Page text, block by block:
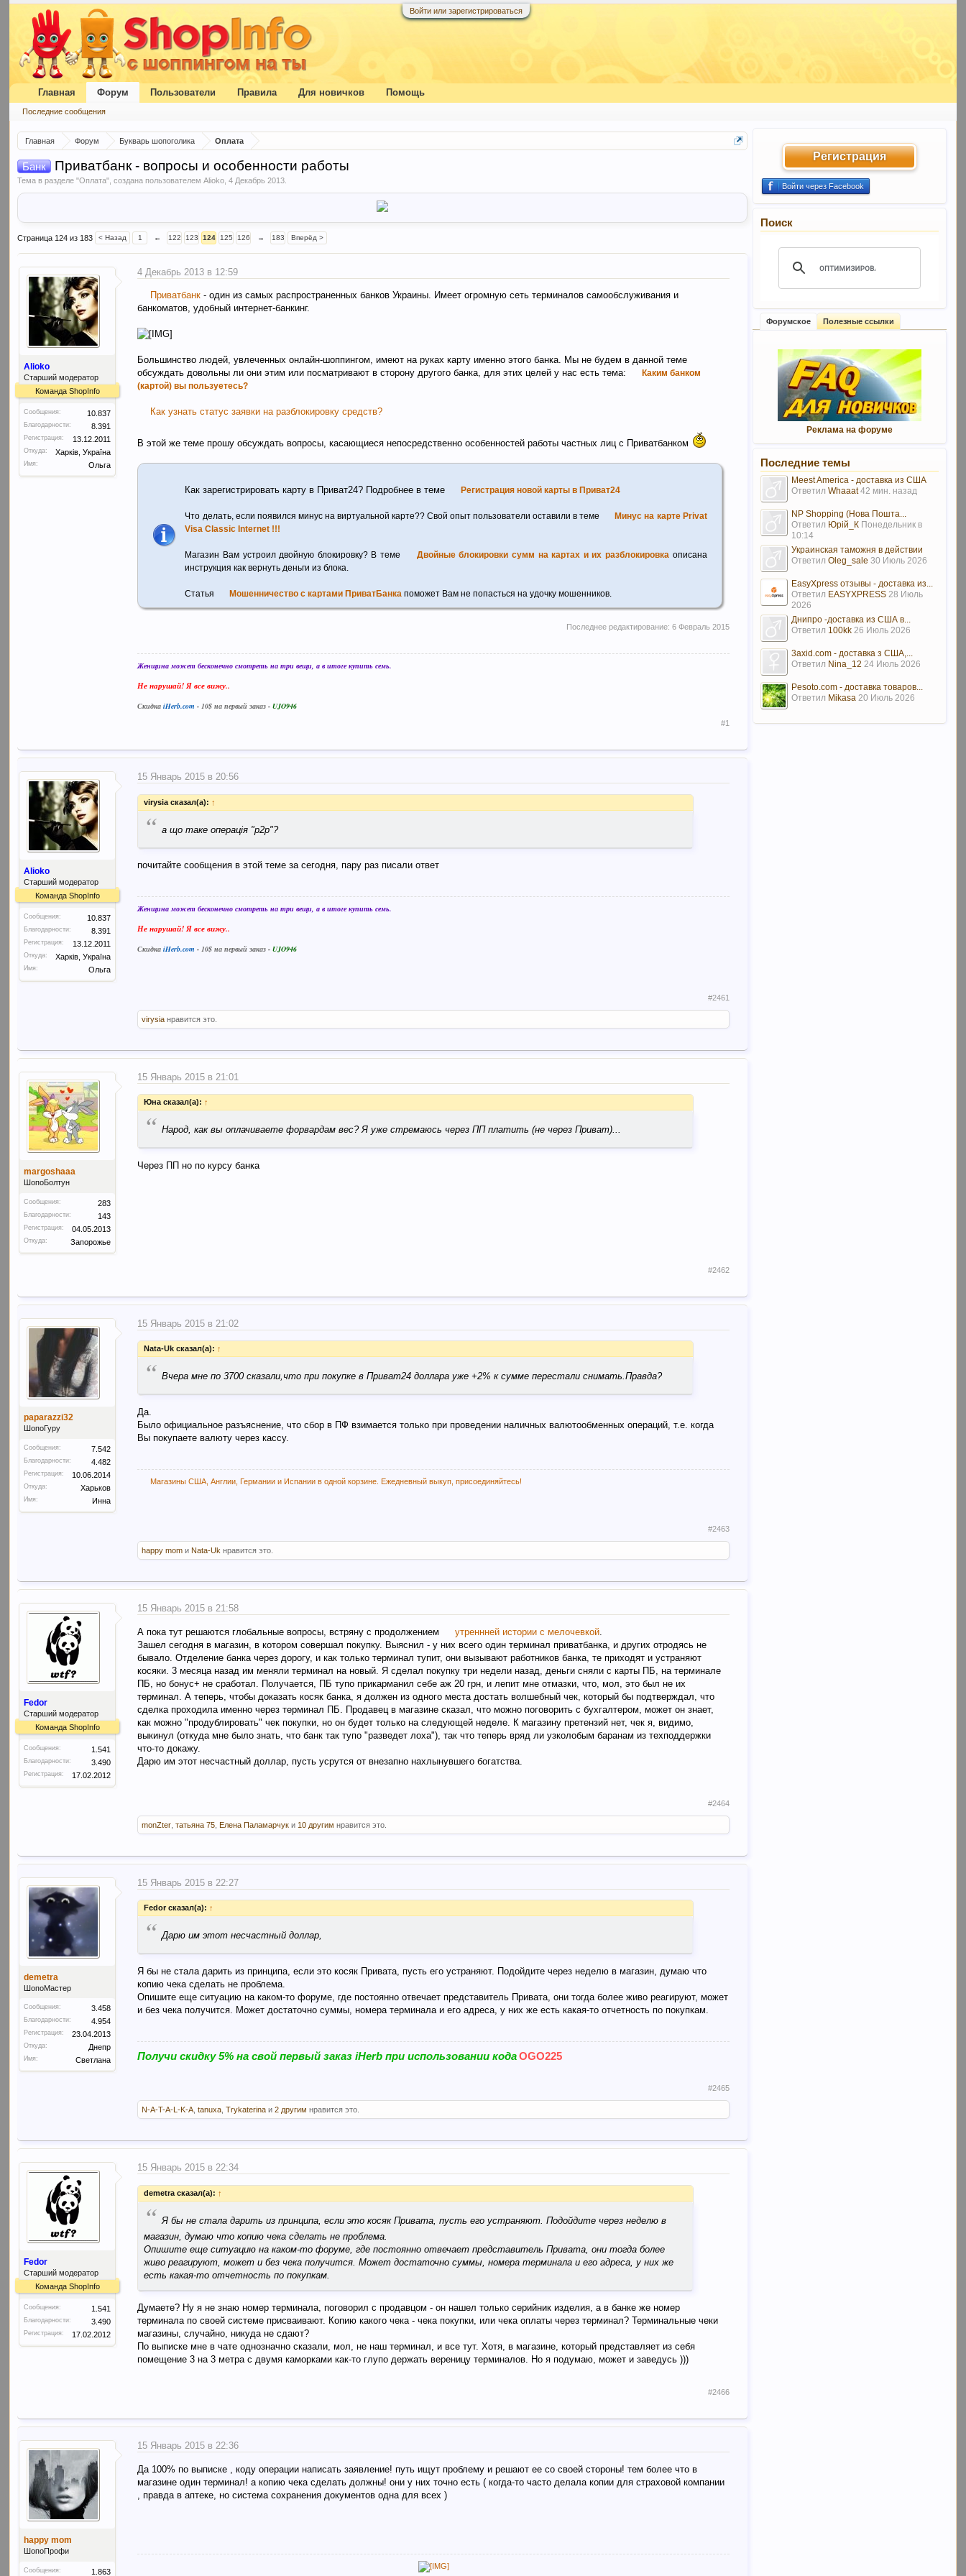
Войти или зарегистрироваться
Главная Форум Букварь шопоголика Оплата
Банк Приватбанк - вопросы и особенности работы
Тема в разделе "Оплата", создана пользователемAlioko ,4 Декабрь 2013
Страница 124 из 183 < Назад 1 ← 122 123 124 125 126 → 183 Вперёд >
Alioko
Старший модератор
Команда ShopInfo
Сообщения: 10.837
Благодарности: 8.391
Регистрация: 13.12.2011
Откуда: Харків, Україна
Имя: Ольга
4 Декабрь 2013 в 12:59
Приватбанк - один из самых распространенных банков Украины. Имеет огромную сеть терминалов самообслуживания и
банкоматов, удобный интернет-банкинг.
Большинство людей, увлеченных онлайн-шоппингом, имеют на руках карту именно этого банка. Мы не будем в данной теме
обсуждать довольны ли они этим или посматривают в сторону другого банка, для этих целей у нас есть тема:
Каким банком
(картой) вы пользуетесь?
Как узнать статус заявки на разблокировку средств?
В этой же теме прошу обсуждать вопросы, касающиеся непосредственно особенностей работы частных лиц с Приватбанком
Как зарегистрировать карту в Приват24? Подробнее в теме Регистрация новой карты в Приват24
Что делать, если появился минус на виртуальной карте?? Свой опыт пользователи оставили в теме
Минус на карте Privat
Visa Classic Internet !!!
Магазин Вам устроил двойную блокировку? В теме Двойные блокировки сумм на картах и их разблокировкаописана
инструкция как вернуть деньги из блока.
Статья Мошенничество с картами ПриватБанка поможет Вам не попасться на удочку мошенников.
Последнее редактирование: 6 Февраль 2015
Женщина может бесконечно смотреть на три вещи, а в итоге купить семь.
Не нарушай! Я все вижу..
СкидкаiHerb.com - 10$ на первый заказ -UJO946
#1
Alioko
Старший модератор
Команда ShopInfo
Сообщения: 10.837
Благодарности: 8.391
Регистрация: 13.12.2011
Откуда: Харків, Україна
Имя: Ольга
15 Январь 2015 в 20:56
virysia сказал(а): ↑
“ а що таке операція "p2p"?
почитайте сообщения в этой теме за сегодня, пару раз писали ответ
Женщина может бесконечно смотреть на три вещи, а в итоге купить семь.
Не нарушай! Я все вижу..
СкидкаiHerb.com - 10$ на первый заказ -UJO946
#2461
virysia нравится это.
margoshaaa
ШопоБолтун
Сообщения: 283
Благодарности: 143
Регистрация: 04.05.2013
Откуда: Запорожье
15 Январь 2015 в 21:01
Юна сказал(а): ↑
“ Народ, как вы оплачиваете форвардам вес? Я уже стремаюсь через ПП платить (не через Приват)...
Через ПП но по курсу банка
#2462
paparazzi32
ШопоГуру
Сообщения: 7.542
Благодарности: 4.482
Регистрация: 10.06.2014
Откуда: Харьков
Имя: Инна
15 Январь 2015 в 21:02
Nata-Uk сказал(а): ↑
“ Вчера мне по 3700 сказали,что при покупке в Приват24 доллара уже +2% к сумме перестали снимать.Правда?
Да.
Было официальное разъяснение, что сбор в ПФ взимается только при проведении наличных валютообменных операций, т.е. когда
Вы покупаете валюту через кассу.
Магазины США, Англии, Германии и Испании в одной корзине. Ежедневный выкуп, присоединяйтесь!
#2463
happy mom и Nata-Uk нравится это.
Fedor
Старший модератор
Команда ShopInfo
Сообщения: 1.541
Благодарности: 3.490
Регистрация: 17.02.2012
15 Январь 2015 в 21:58
А пока тут решаются глобальные вопросы, встряну с продолжением утреннней истории с мелочевкой
Зашел сегодня в магазин, в котором совершал покупку. Выяснил - у них всего один терминал приватбанка, и других отродясь не
бывало. Отделение банка через дорогу, и как только терминал тупит, они вызывают работников банка, те приходят и устраняют
косяки. 3 месяца назад им меняли терминал на новый. Я сделал покупку три недели назад, деньги сняли с карты ПБ, на терминале
ПБ, но бонус+ не сработал. Получается, ПБ тупо прикарманил себе аж 20 грн, и лепит мне отмазки, что, мол, это был не их
терминал. А теперь, чтобы доказать косяк банка, я должен из одного места достать волшебный чек, который бы подтверждал, что
сделка проходила именно через терминал ПБ. Продавец в магазине сказал, что можно поговорить с бухгалтером, может он знает,
как можно "продублировать" чек покупки, но он будет только на следующей неделе. К магазину претензий нет, чек я, видимо,
выкинул (откуда мне было знать, что банк так тупо "разведет лоха"), так что теперь вряд ли узколобым баранам из техподдержки
что-то докажу.
Дарю им этот несчастный доллар, пусть усрутся от внезапно нахлынувшего богатства.
#2464
monZter ,татьяна 75 ,Елена Паламарчук и 10 другим нравится это.
demetra
ШопоМастер
Сообщения: 3.458
Благодарности: 4.954
Регистрация: 23.04.2013
Откуда: Днепр
Имя: Светлана
15 Январь 2015 в 22:27
Fedor сказал(а): ↑
“ Дарю им этот несчастный доллар,
Я бы не стала дарить из принципа, если это косяк Привата, пусть его устраняют. Подойдите через неделю в магазин, думаю что
копию чека сделать не проблема.
Опишите еще ситуацию на каком-то форуме, где постоянно отвечает представитель Привата, они тогда более живо реагируют, может
и без чека получится. Может достаточно суммы, номера терминала и его адреса, у них же есть какая-то отчетность по покупкам.
Получи скидку 5% на свой первый заказiHerbпри использовании кода OGO225
#2465
N-A-T-A-L-K-A,tanuxa,Trykaterina и2 другим нравится это.
Fedor
Старший модератор
Команда ShopInfo
Сообщения: 1.541
Благодарности: 3.490
Регистрация: 17.02.2012
15 Январь 2015 в 22:34
demetra сказал(а): ↑
“ Я бы не стала дарить из принципа, если это косяк Привата, пусть его устраняют. Подойдите через неделю в
магазин, думаю что копию чека сделать не проблема.
Опишите еще ситуацию на каком-то форуме, где постоянно отвечает представитель Привата, они тогда более
живо реагируют, может и без чека получится. Может достаточно суммы, номера терминала и его адреса, у них же
есть какая-то отчетность по покупкам.
Думаете? Ну я не знаю номер терминала, поговорил с продавцом - он нашел только серийник изделия, а в банке же номер
терминала по своей системе присваивают. Копию какого чека - чека покупки, или чека оплаты через терминал? Терминальные чеки
магазины, случайно, никуда не сдают?
По выписке мне в чате однозначно сказали, мол, не наш терминал, и все тут. Хотя, в магазине, который представляет из себя
помещение 3 на 3 метра с двумя каморками как-то глупо держать вереницу терминалов. Но я подумаю, может и заведусь )))
#2466
happy mom
ШопоПрофи
Сообщения: 1.863
15 Январь 2015 в 22:36
Да 100% по выписке , коду операции написать заявление! путь ищут проблему и решают ее со своей стороны! тем более что в
магазине один терминал! а копию чека сделать должны! они у них точно есть ( когда-то часто делала копии для страховой компании
, правда в аптеке, но система сохранения документов одна для всех )
Регистрация
Войти через Facebook
Поиск
Форумское Полезные ссылки
Реклама на форуме
Последние темы
Meest America - доставка из США
Ответил Whaaat 42 мин. назад
NP Shopping (Нова Пошта...
Ответил Юрій_К Понедельник в
10:14
Украинская таможня в действии
Ответил Oleg_sale 30 Июль 2026
EasyXpress отзывы - доставка из...
Ответил EASYXPRESS 28 Июль
2026
Днипро -доставка из США в...
Ответил 100kk 26 Июль 2026
3axid.com - доставка з США,...
Ответил Nina_12 24 Июль 2026
Pesoto.com - доставка товаров...
Ответил Mikasa 20 Июль 2026
Главная Форум
Последние сообщения
Пользователи Правила Для новичков Помощь